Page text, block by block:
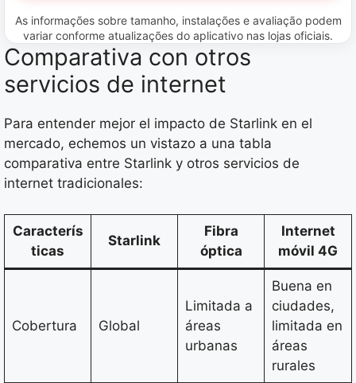
As informações sobre tamanho, instalações e avaliação podem
variar conforme atualizações do aplicativo nas lojas oficiais.
Comparativa con otros
servicios de internet
Para entender mejor el impacto de Starlink en el
mercado, echemos un vistazo a una tabla
comparativa entre Starlink y otros servicios de
internet tradicionales:
Caracterís
ticas
Starlink
Fibra
óptica
Internet
móvil 4G
Cobertura Global
Limitada a
áreas
urbanas
Buena en
ciudades,
limitada en
áreas
rurales